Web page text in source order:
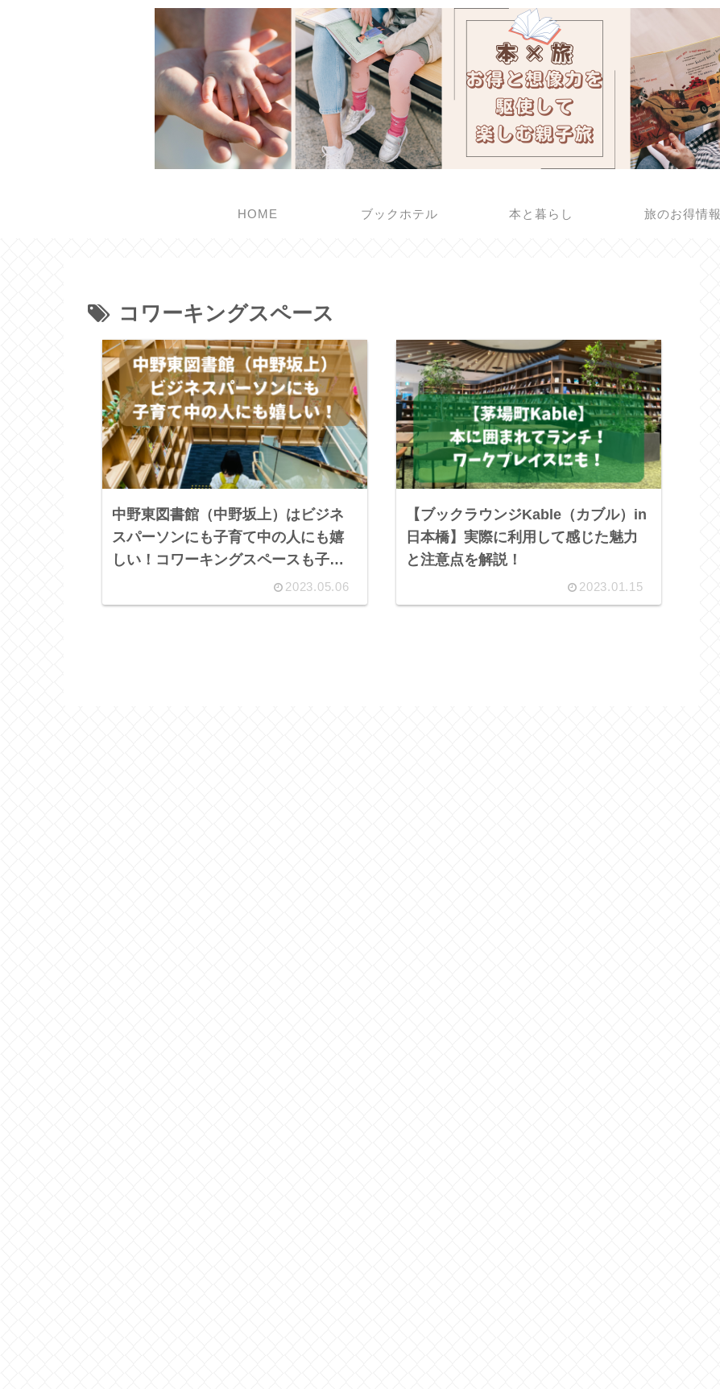
HOME ブックホテル 本と暮らし 旅のお得情報
コワーキングスペース
中野東図書館（中野坂上）はビジネ
スパーソンにも子育て中の人にも嬉
しい！コワーキングスペースも子供
2023.05.06
【ブックラウンジKable（カブル）in
日本橋】実際に利用して感じた魅力
と注意点を解説！
2023.01.15